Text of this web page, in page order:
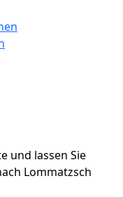
und lassen Sie
Lommatzsch